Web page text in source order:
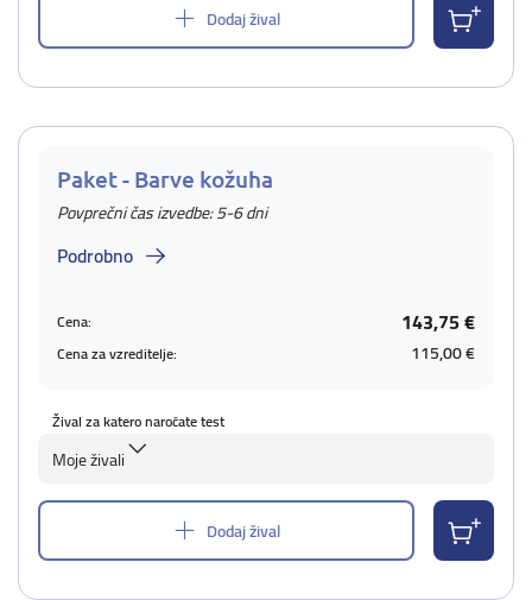
Dodaj žival
Paket - Barve kožuha
Povprečni čas izvedbe: 5-6 dni
Podrobno
Cena: 143,75 €
Cena za vzreditelje: 115,00 €
Žival za katero naročate test
Moje živali
Dodaj žival